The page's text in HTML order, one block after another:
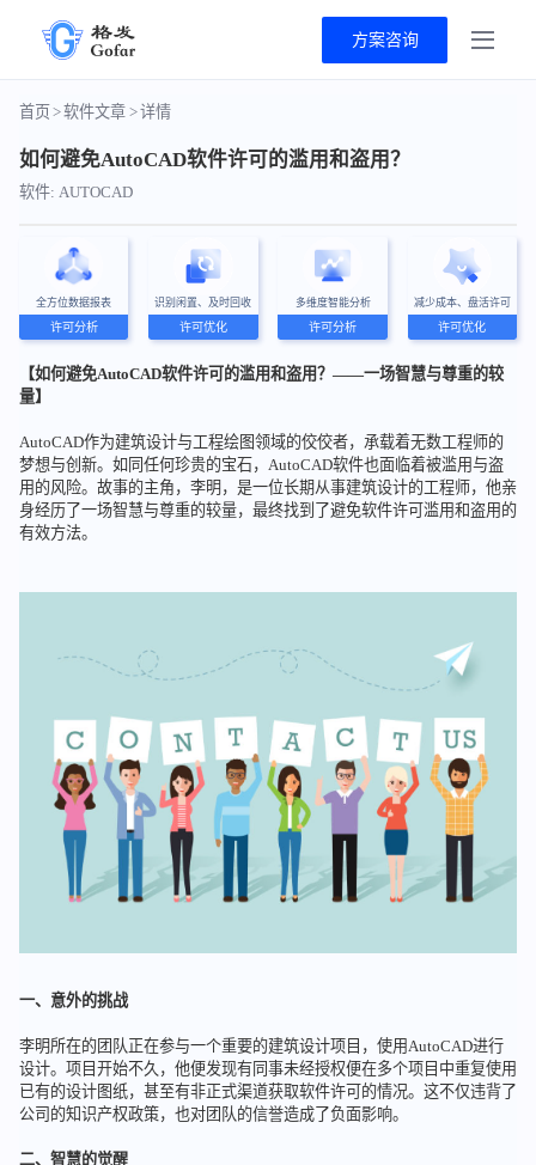
方案咨询
首页>软件文章 >详情
如何避免AutoCAD软件许可的滥用和盗用？
软件: AUTOCAD
全方位数据报表
许可分析
识别闲置、及时回收
许可优化
多维度智能分析
许可分析
减少成本、盘活许可
许可优化
【如何避免AutoCAD软件许可的滥用和盗用？——一场智慧与尊重的较
量】
AutoCAD作为建筑设计与工程绘图领域的佼佼者，承载着无数工程师的
梦想与创新。如同任何珍贵的宝石，AutoCAD软件也面临着被滥用与盗
用的风险。故事的主角，李明，是一位长期从事建筑设计的工程师，他亲
身经历了一场智慧与尊重的较量，最终找到了避免软件许可滥用和盗用的
有效方法。
一、意外的挑战
李明所在的团队正在参与一个重要的建筑设计项目，使用AutoCAD进行
设计。项目开始不久，他便发现有同事未经授权便在多个项目中重复使用
已有的设计图纸，甚至有非正式渠道获取软件许可的情况。这不仅违背了
公司的知识产权政策，也对团队的信誉造成了负面影响。
二、智慧的觉醒